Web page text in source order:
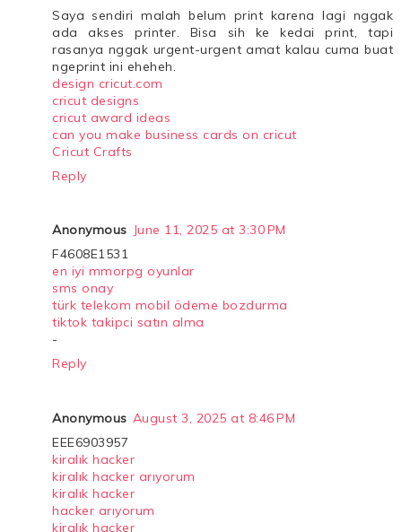
Saya sendiri malah belum print karena lagi nggak
ada akses printer. Bisa sih ke kedai print, tapi
rasanya nggak urgent-urgent amat kalau cuma buat
ngeprint ini eheheh.
design cricut.com
cricut designs
cricut award ideas
can you make business cards on cricut
Cricut Crafts
Reply
Anonymous June 11, 2025 at 3:30 PM
F4608E1531
en iyi mmorpg oyunlar
sms onay
türk telekom mobil ödeme bozdurma
tiktok takipci satın alma
-
Reply
Anonymous August 3, 2025 at 8:46 PM
EEE6903957
kiralık hacker
kiralık hacker arıyorum
kiralık hacker
hacker arıyorum
kiralık hacker